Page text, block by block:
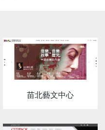
苗北藝文中心